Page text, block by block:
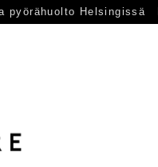
pyörähuolto Helsingissä